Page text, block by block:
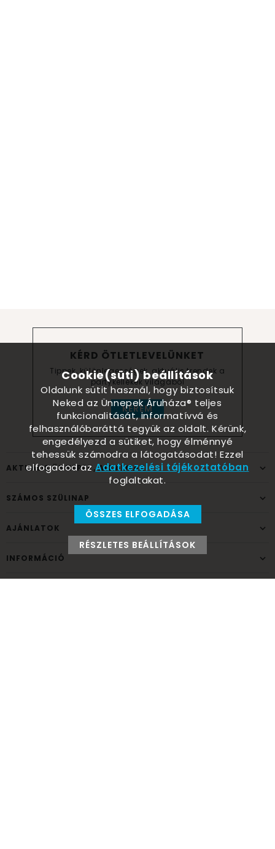
KÉRD ÖTLETLEVELÜNKET
Tippek, különlegességek, aktuális trendek a
partykellékek világából
KÉREM
AKTUÁLIS ÜNNEPEK, ALKALMAK
SZÁMOS SZÜLINAP
AJÁNLATOK
INFORMÁCIÓ
Cookie(süti) beállítások
Oldalunk sütit használ, hogy biztosítsuk
Neked az Ünnepek Áruháza® teljes
funkcionalitását, informatívvá és
felhasználóbaráttá tegyük az oldalt. Kérünk,
engedélyezd a sütiket, hogy élménnyé
tehessük számodra a látogatásodat! Ezzel
elfogadod azAdatkezelési tájékoztatóban
foglaltakat.
ÖSSZES ELFOGADÁSA
RÉSZLETES BEÁLLÍTÁSOK